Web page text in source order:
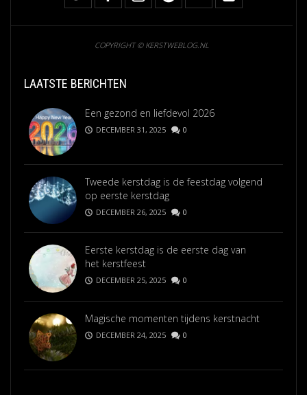
COPYRIGHT © KERSTWEBLOG.NL
LAATSTE BERICHTEN
Een gezond en liefdevol 2026
DECEMBER 31, 2025 0
Tweede kerstdag is de feestdag volgend
op eerste kerstdag
DECEMBER 26, 2025 0
Eerste kerstdag is de eerste dag van
het kerstfeest
DECEMBER 25, 2025 0
Magische momenten tijdens kerstnacht
DECEMBER 24, 2025 0